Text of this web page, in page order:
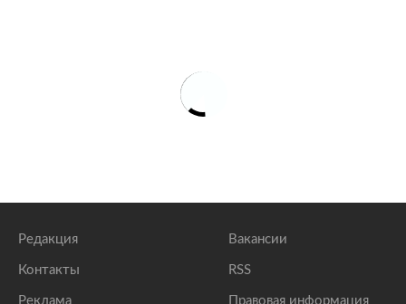
Редакция
Контакты
Реклама
Вакансии
RSS
Правовая информация